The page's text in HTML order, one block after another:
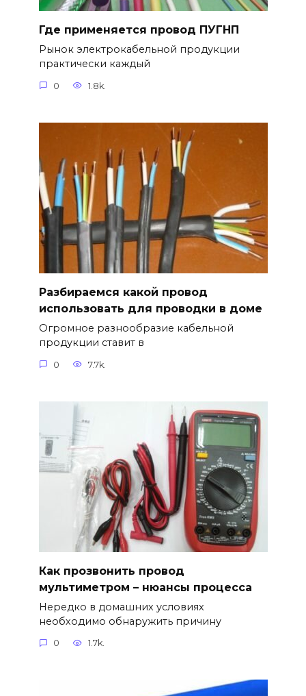
Где применяется провод ПУГНП
Рынок электрокабельной продукции
практически каждый
0 1.8k.
Разбираемся какой провод
использовать для проводки в доме
Огромное разнообразие кабельной
продукции ставит в
0 7.7k.
Как прозвонить провод
мультиметром – нюансы процесса
Нередко в домашних условиях
необходимо обнаружить причину
0 1.7k.